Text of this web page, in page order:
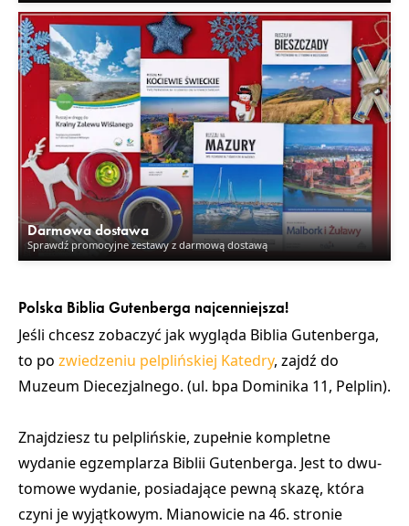
Darmowa dostawa
Sprawdź promocyjne zestawy z darmową dostawą
Polska Biblia Gutenberga najcenniejsza!
Jeśli chcesz zobaczyć jak wygląda Biblia Gutenberga,
to po zwiedzeniu pelplińskiej Katedry, zajdź do
Muzeum Diecezjalnego. (ul. bpa Dominika 11, Pelplin).
Znajdziesz tu pelplińskie, zupełnie kompletne
wydanie egzemplarza Biblii Gutenberga. Jest to dwu-
tomowe wydanie, posiadające pewną skazę, która
czyni je wyjątkowym. Mianowicie na 46. stronie